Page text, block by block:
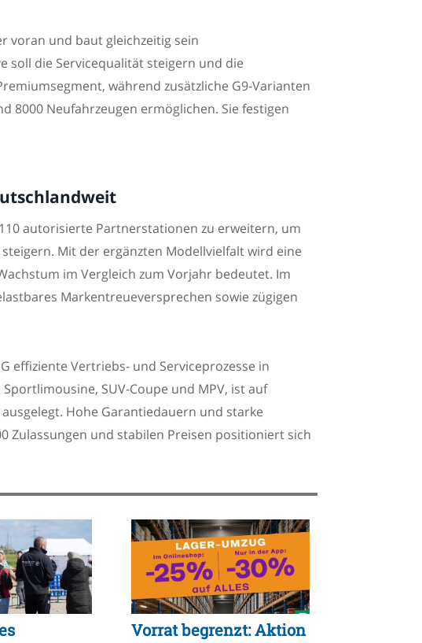
voran und baut gleichzeitig sein
soll die Servicequalität steigern und die
während zusätzliche G9-Varianten
8000 Neufahrzeugen ermöglichen. Sie festigen
autorisierte Partnerstationen zu erweitern, um
Mit der ergänzten Modellvielfalt wird eine
im Vergleich zum Vorjahr bedeutet. Im
Markentreueversprechen sowie zügigen
effiziente Vertriebs- und Serviceprozesse in
SUV-Coupe und MPV, ist auf
Hohe Garantiedauern und starke
Zulassungen und stabilen Preisen positioniert sich
Vorrat begrenzt: Aktion